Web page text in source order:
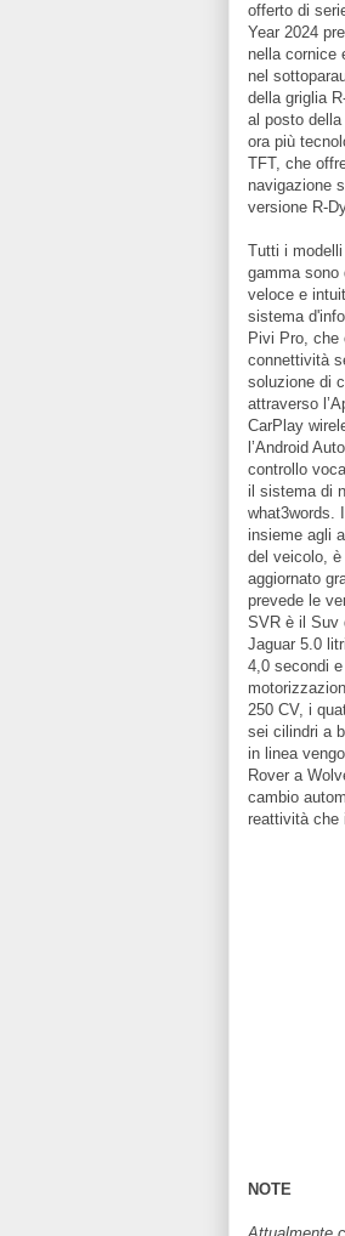
offerto di
Year 2024
nella cornice
nel
della griglia
al posto
ora più
TFT, che
navigazione
versione R-
Tutti i
gamma sono
veloce e
sistema
Pivi Pro, che
connettività
soluzione di
attraverso
CarPlay
l’Android
controllo
il sistema di
what3words.
insieme agli
del veicolo, è
aggiornato
prevede le
SVR è il Suv
Jaguar 5.0
4,0 secondi
250 CV, i
sei cilindri a
in linea
Rover a
cambio
reattività che
NOTE